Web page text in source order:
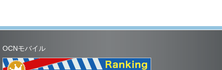
OCNモバイル